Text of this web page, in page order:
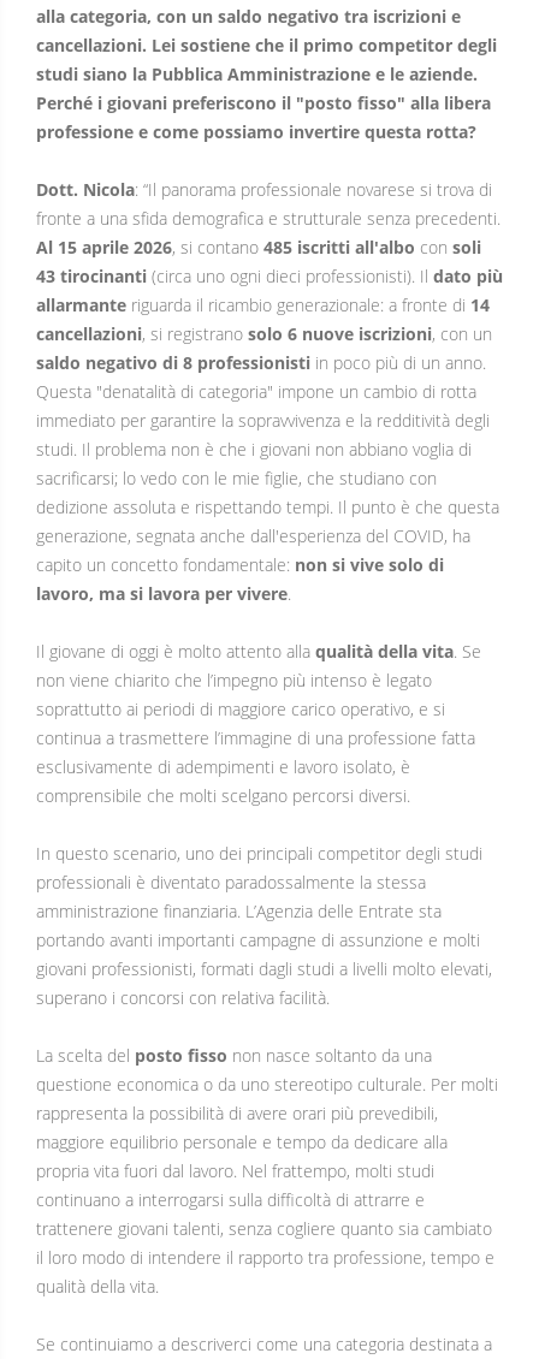
alla categoria, con un saldo negativo tra iscrizioni e
cancellazioni. Lei sostiene che il primo competitor degli
studi siano la Pubblica Amministrazione e le aziende.
Perché i giovani preferiscono il "posto fisso" alla libera
professione e come possiamo invertire questa rotta?
Dott. Nicola: “Il panorama professionale novarese si trova di
fronte a una sfida demografica e strutturale senza precedenti.
Al 15 aprile 2026, si contano 485 iscritti all'albo con soli
43 tirocinanti (circa uno ogni dieci professionisti). Il dato più
allarmante riguarda il ricambio generazionale: a fronte di 14
cancellazioni, si registrano solo 6 nuove iscrizioni, con un
saldo negativo di 8 professionisti in poco più di un anno.
Questa "denatalità di categoria" impone un cambio di rotta
immediato per garantire la sopravvivenza e la redditività degli
studi. Il problema non è che i giovani non abbiano voglia di
sacrificarsi; lo vedo con le mie figlie, che studiano con
dedizione assoluta e rispettando tempi. Il punto è che questa
generazione, segnata anche dall'esperienza del COVID, ha
capito un concetto fondamentale: non si vive solo di
lavoro, ma si lavora per vivere.
Il giovane di oggi è molto attento alla qualità della vita. Se
non viene chiarito che l’impegno più intenso è legato
soprattutto ai periodi di maggiore carico operativo, e si
continua a trasmettere l’immagine di una professione fatta
esclusivamente di adempimenti e lavoro isolato, è
comprensibile che molti scelgano percorsi diversi.
In questo scenario, uno dei principali competitor degli studi
professionali è diventato paradossalmente la stessa
amministrazione finanziaria. L’Agenzia delle Entrate sta
portando avanti importanti campagne di assunzione e molti
giovani professionisti, formati dagli studi a livelli molto elevati,
superano i concorsi con relativa facilità.
La scelta del posto fisso non nasce soltanto da una
questione economica o da uno stereotipo culturale. Per molti
rappresenta la possibilità di avere orari più prevedibili,
maggiore equilibrio personale e tempo da dedicare alla
propria vita fuori dal lavoro. Nel frattempo, molti studi
continuano a interrogarsi sulla difficoltà di attrarre e
trattenere giovani talenti, senza cogliere quanto sia cambiato
il loro modo di intendere il rapporto tra professione, tempo e
qualità della vita.
Se continuiamo a descriverci come una categoria destinata a